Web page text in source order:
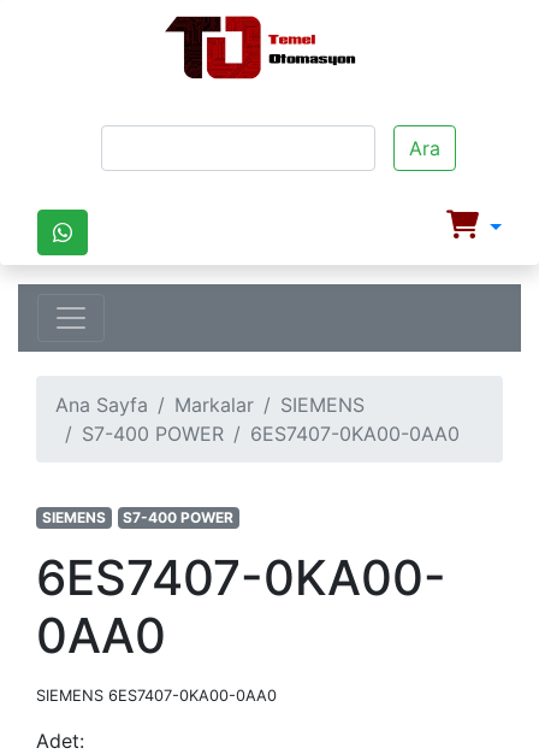
Ara
Ana Sayfa Markalar
SIEMENS
S7-400 POWER
6ES7407-0KA00-0AA0
SIEMENS S7-400 POWER
6ES7407-0KA00-
0AA0
SIEMENS 6ES7407-0KA00-0AA0
Adet: